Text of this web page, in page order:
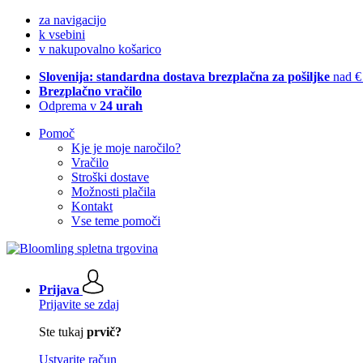
za navigacijo
k vsebini
v nakupovalno košarico
Slovenija: standardna dostava brezplačna za pošiljke nad
Brezplačno vračilo
Odprema v 24 urah
Pomoč
Kje je moje naročilo?
Vračilo
Stroški dostave
Možnosti plačila
Kontakt
Vse teme pomoči
Prijava
Prijavite se zdaj
Ste tukaj prvič?
Ustvarite račun